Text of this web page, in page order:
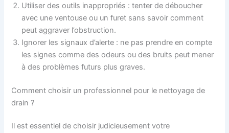
Utiliser des outils inappropriés : tenter de déboucher
avec une ventouse ou un furet sans savoir comment
peut aggraver l’obstruction.
Ignorer les signaux d’alerte : ne pas prendre en compte
les signes comme des odeurs ou des bruits peut mener
à des problèmes futurs plus graves.
Comment choisir un professionnel pour le nettoyage de
drain ?
Il est essentiel de choisir judicieusement votre